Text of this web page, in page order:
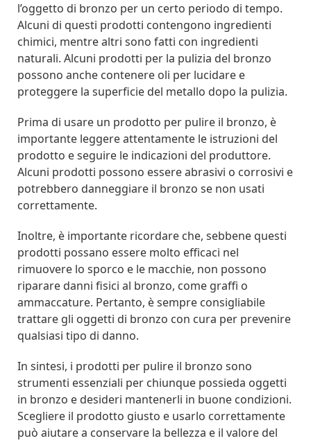
l’oggetto di bronzo per un certo periodo di tempo.
Alcuni di questi prodotti contengono ingredienti
chimici, mentre altri sono fatti con ingredienti
naturali. Alcuni prodotti per la pulizia del bronzo
possono anche contenere oli per lucidare e
proteggere la superficie del metallo dopo la pulizia.
Prima di usare un prodotto per pulire il bronzo, è
importante leggere attentamente le istruzioni del
prodotto e seguire le indicazioni del produttore.
Alcuni prodotti possono essere abrasivi o corrosivi e
potrebbero danneggiare il bronzo se non usati
correttamente.
Inoltre, è importante ricordare che, sebbene questi
prodotti possano essere molto efficaci nel
rimuovere lo sporco e le macchie, non possono
riparare danni fisici al bronzo, come graffi o
ammaccature. Pertanto, è sempre consigliabile
trattare gli oggetti di bronzo con cura per prevenire
qualsiasi tipo di danno.
In sintesi, i prodotti per pulire il bronzo sono
strumenti essenziali per chiunque possieda oggetti
in bronzo e desideri mantenerli in buone condizioni.
Scegliere il prodotto giusto e usarlo correttamente
può aiutare a conservare la bellezza e il valore del